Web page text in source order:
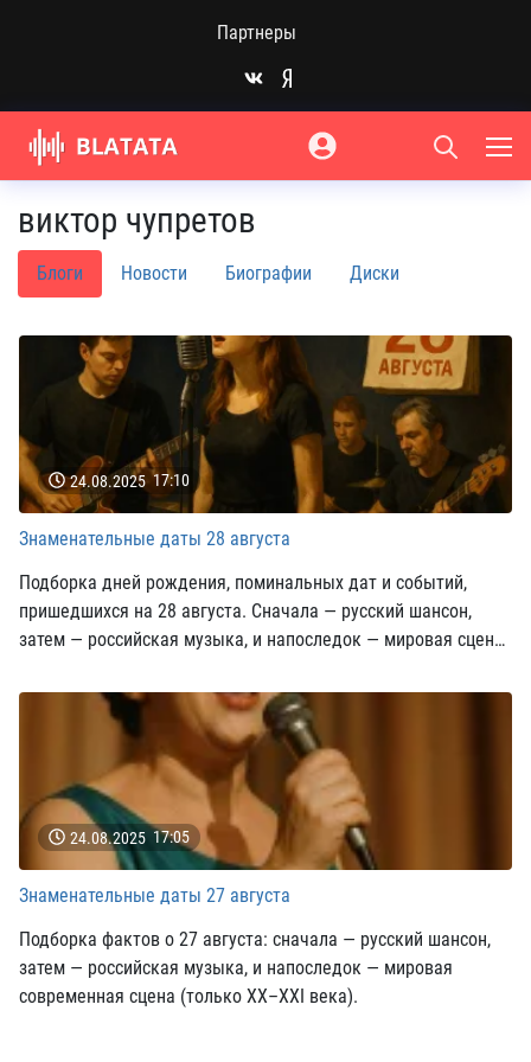
Партнеры
виктор чупретов
Блоги Новости Биографии Диски
24.08.2025 17:10
Знаменательные даты 28 августа
Подборка дней рождения, поминальных дат и событий,
пришедшихся на 28 августа. Сначала — русский шансон,
затем — российская музыка, и напоследок — мировая сцена
24.08.2025 17:05
Знаменательные даты 27 августа
Подборка фактов о 27 августа: сначала — русский шансон,
затем — российская музыка, и напоследок — мировая
современная сцена (только XX–XXI века).